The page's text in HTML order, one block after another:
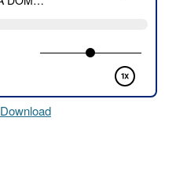
Download